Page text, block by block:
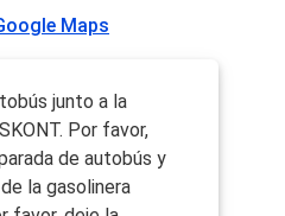
Maps
junto a la
Por favor,
de autobús y
la gasolinera